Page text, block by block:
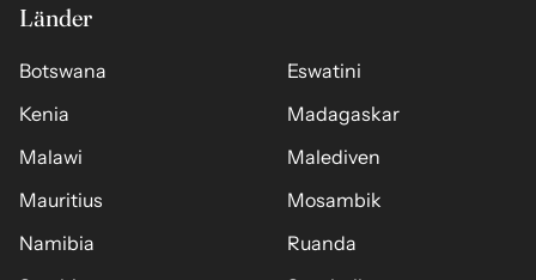
Länder
Botswana
Eswatini
Kenia
Madagaskar
Malawi
Malediven
Mauritius
Mosambik
Namibia
Ruanda